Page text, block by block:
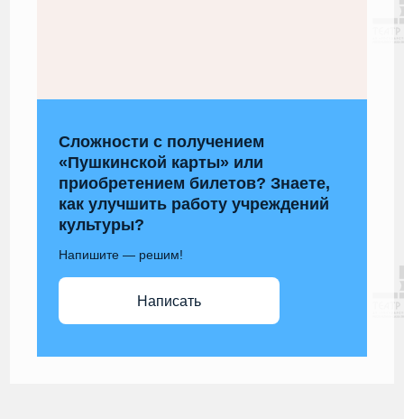
Сложности с получением
«Пушкинской карты» или
приобретением билетов? Знаете,
как улучшить работу учреждений
культуры?
Напишите — решим!
Написать